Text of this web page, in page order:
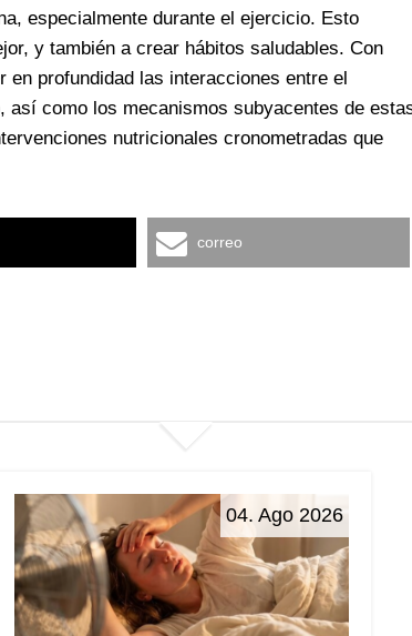
especialmente durante el ejercicio. Esto
y también a crear hábitos saludables. Con
profundidad las interacciones entre el
como los mecanismos subyacentes de
nutricionales cronometradas que
correo
04. Ago 2026